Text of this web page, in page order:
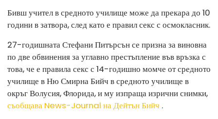
Бивш учител в средното училище може да прекара до 10
години в затвора, след като е правил секс с осмокласник.
27-годишната Стефани Питърсън се призна за виновна
по две обвинения за углавно престъпление във връзка с
това, че е правила секс с 14-годишно момче от средното
училище в Ню Смирна Бийч в средното училище в
окръг Волусия, Флорида, и му изпраща изрични снимки,
съобщава News-Journal на Дейтън Бийч .